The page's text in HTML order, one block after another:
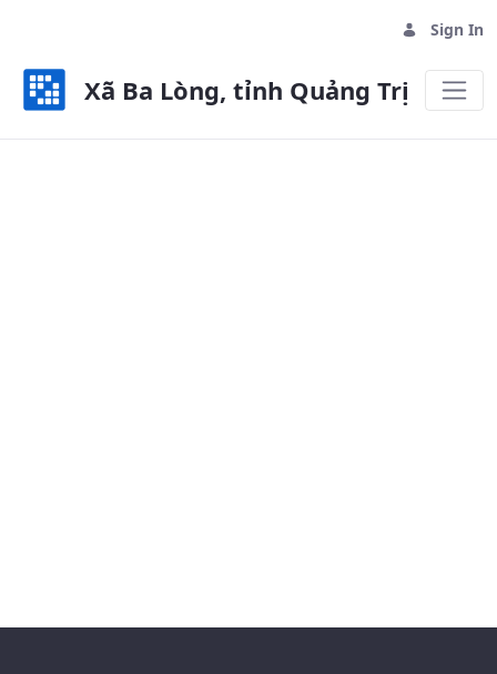
Sign In
Xã Ba Lòng, tỉnh Quảng Trị